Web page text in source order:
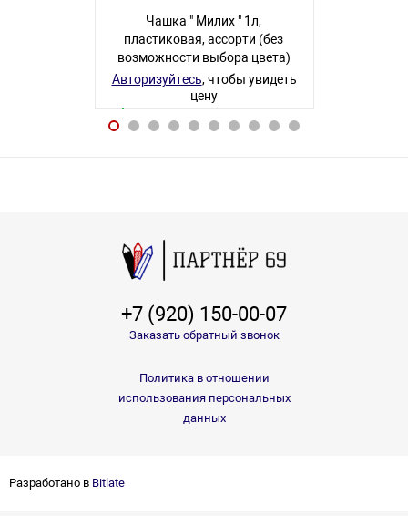
Чашка " Милих " 1л,
пластиковая, ассорти (без
возможности выбора цвета)
Авторизуйтесь, чтобы увидеть
цену
+7 (920) 150-00-07
Заказать обратный звонок
Политика в отношении
использования персональных
данных
Разработано в Bitlate